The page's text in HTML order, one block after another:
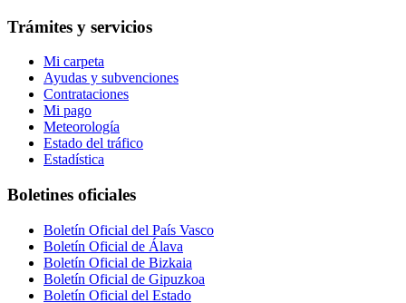
Trámites y servicios
Mi carpeta
Ayudas y subvenciones
Contrataciones
Mi pago
Meteorología
Estado del tráfico
Estadística
Boletines oficiales
Boletín Oficial del País Vasco
Boletín Oficial de Álava
Boletín Oficial de Bizkaia
Boletín Oficial de Gipuzkoa
Boletín Oficial del Estado